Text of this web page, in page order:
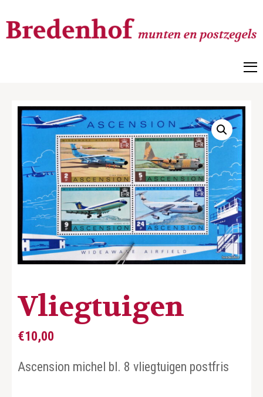
Vliegtuigen
€10,00
Ascension michel bl. 8 vliegtuigen postfris